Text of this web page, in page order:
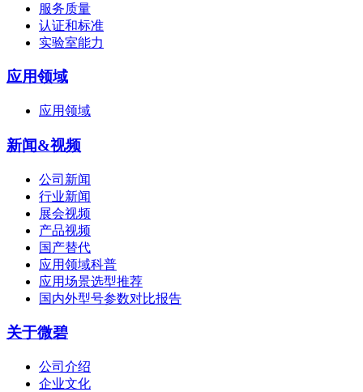
服务质量
认证和标准
实验室能力
应用领域
应用领域
新闻&视频
公司新闻
行业新闻
展会视频
产品视频
国产替代
应用领域科普
应用场景选型推荐
国内外型号参数对比报告
关于微碧
公司介绍
企业文化